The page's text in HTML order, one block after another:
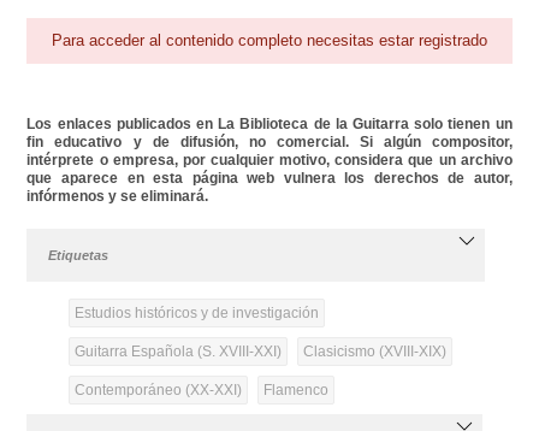
Para acceder al contenido completo necesitas estar registrado
Los enlaces publicados en La Biblioteca de la Guitarra solo tienen un
fin educativo y de difusión, no comercial. Si algún compositor,
intérprete o empresa, por cualquier motivo, considera que un archivo
que aparece en esta página web vulnera los derechos de autor,
infórmenos y se eliminará.
Etiquetas
Estudios históricos y de investigación
Guitarra Española (S. XVIII-XXI) Clasicismo (XVIII-XIX)
Contemporáneo (XX-XXI) Flamenco